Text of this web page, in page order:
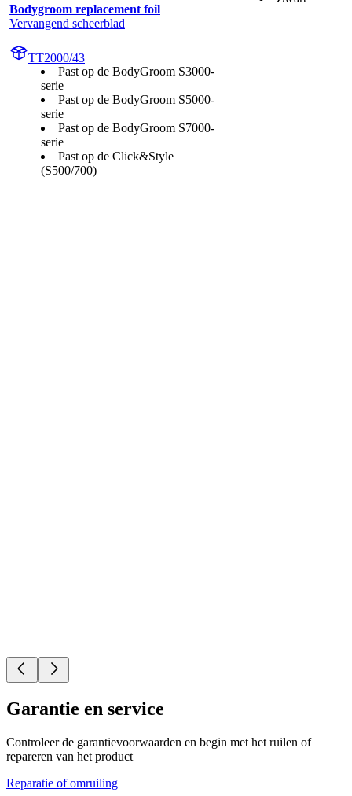
Bodygroom replacement foil
Vervangend scheerblad
TT2000/43
Past op de BodyGroom S3000-
serie
Past op de BodyGroom S5000-
serie
Past op de BodyGroom S7000-
serie
Past op de Click&Style
(S500/700)
Garantie en service
Controleer de garantievoorwaarden en begin met het ruilen of
repareren van het product
Reparatie of omruiling